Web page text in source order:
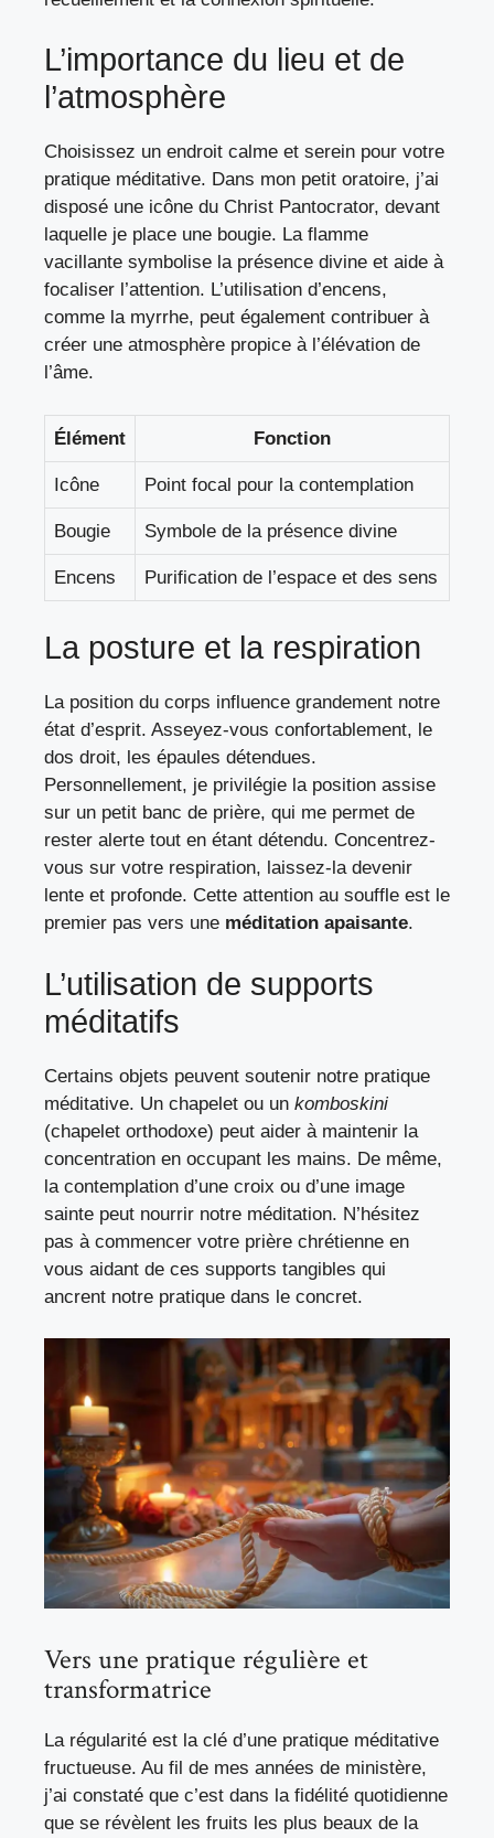
L’importance du lieu et de
l’atmosphère
Choisissez un endroit calme et serein pour votre
pratique méditative. Dans mon petit oratoire, j’ai
disposé une icône du Christ Pantocrator, devant
laquelle je place une bougie. La flamme
vacillante symbolise la présence divine et aide à
focaliser l’attention. L’utilisation d’encens,
comme la myrrhe, peut également contribuer à
créer une atmosphère propice à l’élévation de
l’âme.
Élément Fonction
Icône Point focal pour la contemplation
Bougie Symbole de la présence divine
Encens Purification de l’espace et des sens
La posture et la respiration
La position du corps influence grandement notre
état d’esprit. Asseyez-vous confortablement, le
dos droit, les épaules détendues.
Personnellement, je privilégie la position assise
sur un petit banc de prière, qui me permet de
rester alerte tout en étant détendu. Concentrez-
vous sur votre respiration, laissez-la devenir
lente et profonde. Cette attention au souffle est le
premier pas vers une méditation apaisante.
L’utilisation de supports
méditatifs
Certains objets peuvent soutenir notre pratique
méditative. Un chapelet ou un komboskini
(chapelet orthodoxe) peut aider à maintenir la
concentration en occupant les mains. De même,
la contemplation d’une croix ou d’une image
sainte peut nourrir notre méditation. N’hésitez
pas à commencer votre prière chrétienne en
vous aidant de ces supports tangibles qui
ancrent notre pratique dans le concret.
Vers une pratique régulière et
transformatrice
La régularité est la clé d’une pratique méditative
fructueuse. Au fil de mes années de ministère,
j’ai constaté que c’est dans la fidélité quotidienne
que se révèlent les fruits les plus beaux de la